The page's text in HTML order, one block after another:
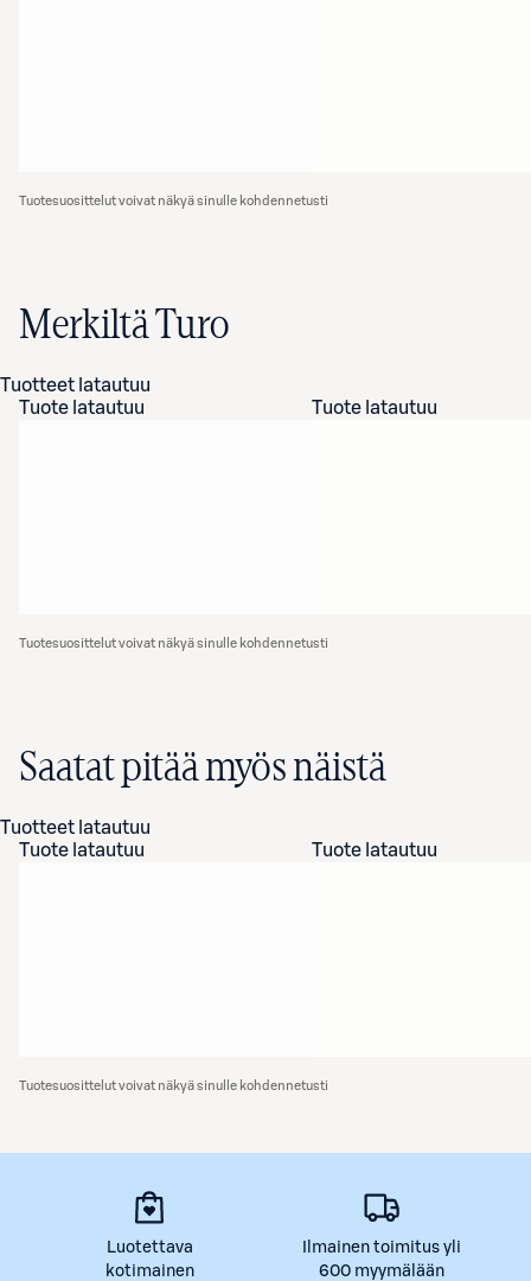
Tuotesuosittelut voivat näkyä sinulle kohdennetusti
Merkiltä Turo
Tuotteet latautuu
Tuote latautuu
Tuote latautuu
Tuotesuosittelut voivat näkyä sinulle kohdennetusti
Saatat pitää myös näistä
Tuotteet latautuu
Tuote latautuu
Tuote latautuu
Tuotesuosittelut voivat näkyä sinulle kohdennetusti
Luotettava
kotimainen
Ilmainen toimitus yli
600 myymälään